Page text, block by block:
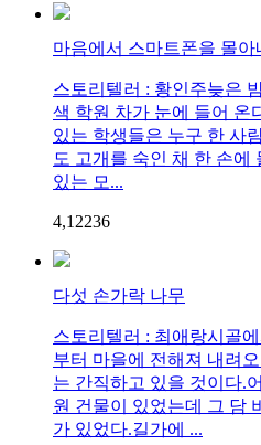
마음에서 스마트폰을 몰
스토리텔러 : 황인주늦은
색 학원 차가 눈에 들어 온
있는 학생들은 누구 한 사
도 고개를 숙인 채 한 손에
있는 모...
4,12236
다섯 손가락 나무
스토리텔러 : 최애랑시골
부터 마을에 전해져 내려
는 간직하고 있을 것이다.
원 건물이 있었는데 그 담
가 있었다.길가에 ...